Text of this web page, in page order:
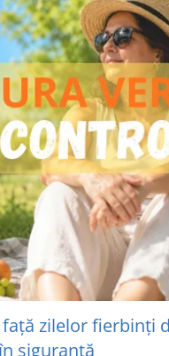
zilelor fierbinți
siguranță